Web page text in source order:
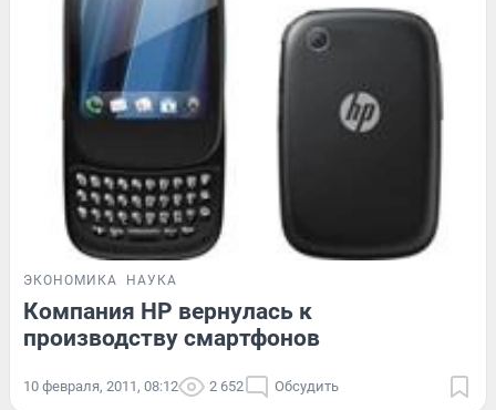
ЭКОНОМИКА НАУКА
Компания НР вернулась к
производству смартфонов
10 февраля, 2011, 08:12 2 652 Обсудить